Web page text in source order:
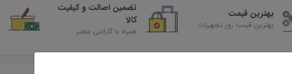
بهترین قیمت
بهترین قیمت روز تجهیزات
تضمین اصالت و کیفیت
کالا
همراه با گارانتی معتبر